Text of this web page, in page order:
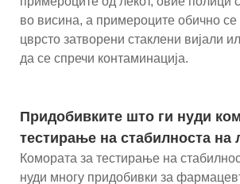
во висина, а примероците обично се
цврсто затворени стаклени вијали
да се спречи контаминација.
Придобивките што ги нуди
тестирање на стабилноста на
Комората за тестирање на
нуди многу придобивки за